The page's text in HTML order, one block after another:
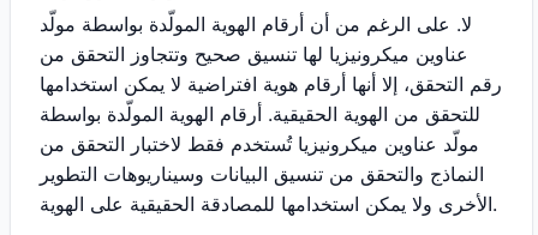
لا. على الرغم من أن أرقام الهوية المولّدة بواسطة مولّد
عناوين ميكرونيزيا لها تنسيق صحيح وتتجاوز التحقق من
رقم التحقق، إلا أنها أرقام هوية افتراضية لا يمكن استخدامها
للتحقق من الهوية الحقيقية. أرقام الهوية المولّدة بواسطة
مولّد عناوين ميكرونيزيا تُستخدم فقط لاختبار التحقق من
النماذج والتحقق من تنسيق البيانات وسيناريوهات التطوير
الأخرى ولا يمكن استخدامها للمصادقة الحقيقية على الهوية.